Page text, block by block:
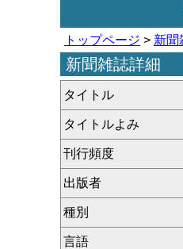
トップページ > 新聞
新聞雑誌詳細
タイトル
タイトルよみ
刊行頻度
出版者
種別
言語